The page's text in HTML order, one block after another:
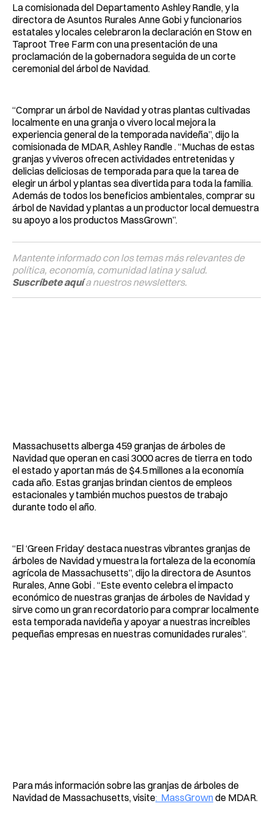
La comisionada del Departamento Ashley Randle, y la
directora de Asuntos Rurales Anne Gobi y funcionarios
estatales y locales celebraron la declaración en Stow en
Taproot Tree Farm con una presentación de una
proclamación de la gobernadora seguida de un corte
ceremonial del árbol de Navidad.
“Comprar un árbol de Navidad y otras plantas cultivadas
localmente en una granja o vivero local mejora la
experiencia general de la temporada navideña”, dijo la
comisionada de MDAR, Ashley Randle . “Muchas de estas
granjas y viveros ofrecen actividades entretenidas y
delicias deliciosas de temporada para que la tarea de
elegir un árbol y plantas sea divertida para toda la familia.
Además de todos los beneficios ambientales, comprar su
árbol de Navidad y plantas a un productor local demuestra
su apoyo a los productos MassGrown”.
Mantente informado con los temas más relevantes de
política, economía, comunidad latina y salud.
Suscríbete aquía nuestros newsletters.
Massachusetts alberga 459 granjas de árboles de
Navidad que operan en casi 3000 acres de tierra en todo
el estado y aportan más de $4.5 millones a la economía
cada año. Estas granjas brindan cientos de empleos
estacionales y también muchos puestos de trabajo
durante todo el año.
“El ‘Green Friday’ destaca nuestras vibrantes granjas de
árboles de Navidad y muestra la fortaleza de la economía
agrícola de Massachusetts”, dijo la directora de Asuntos
Rurales, Anne Gobi . “Este evento celebra el impacto
económico de nuestras granjas de árboles de Navidad y
sirve como un gran recordatorio para comprar localmente
esta temporada navideña y apoyar a nuestras increíbles
pequeñas empresas en nuestras comunidades rurales”.
Para más información sobre las granjas de árboles de
Navidad de Massachusetts, visite: MassGrownde MDAR.